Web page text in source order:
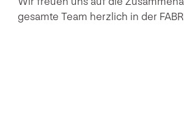
gesamte Team herzlich in der